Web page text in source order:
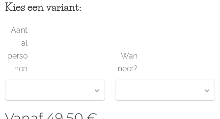
Kies een variant:
Aant
al
perso
nen
Wan
neer?